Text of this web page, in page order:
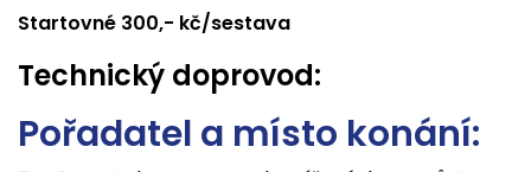
Startovné 300,- kč/sestava
Technický doprovod:
Pořadatel a místo konání: